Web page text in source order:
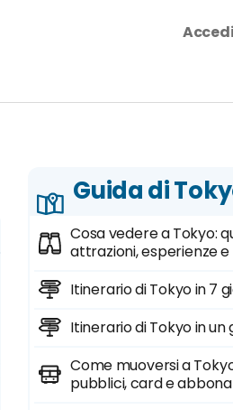
Guida di
Cosa vedere a Tokyo:
attrazioni, esperienze
Itinerario di Tokyo in 7
Itinerario di Tokyo in un
Come muoversi a
pubblici, card e